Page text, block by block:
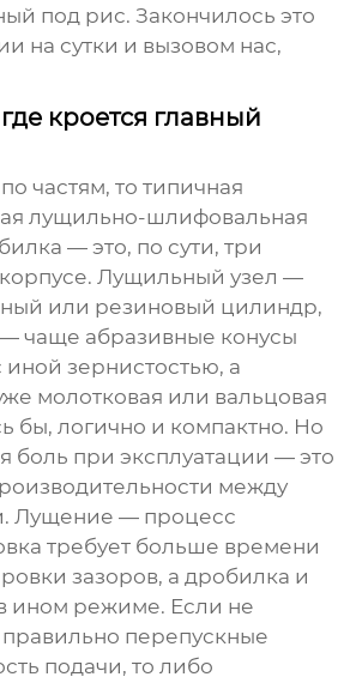
под рис. Закончилось это
на сутки и вызовом нас,
кроется главный
частям, то типичная
лущильно-шлифовальная
— это, по сути, три
Лущильный узел —
или резиновый цилиндр,
чаще абразивные конусы
зернистостью, а
молотковая или вальцовая
бы, логично и компактно. Но
боль при эксплуатации — это
между
Лущение — процесс
требует больше времени
зазоров, а дробилка и
ином режиме. Если не
правильно перепускные
подачи, то либо